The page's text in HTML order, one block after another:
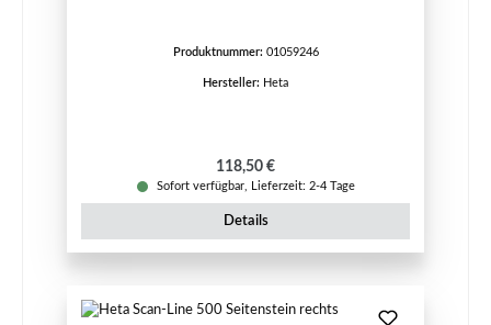
Produktnummer: 01059246
Hersteller: Heta
Regulärer Preis:
118,50 €
Sofort verfügbar, Lieferzeit: 2-4 Tage
Details